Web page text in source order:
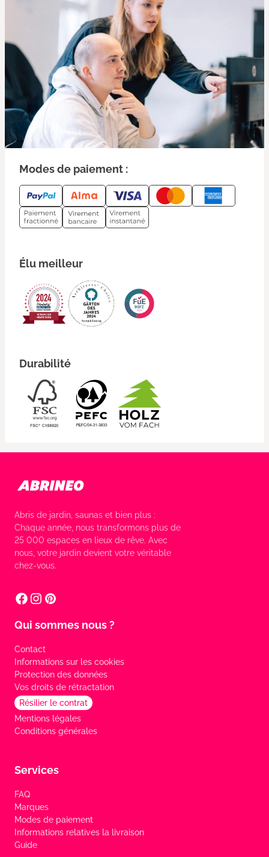
Modes de paiement :
Élu meilleur
Durabilité
Abris de jardin, saunas et bien plus :
Chaque année, nous transformons plus de
25 000 espaces en lieux de rêve. Avec
nous, votre jardin devient votre véritable
chez-vous.
Qui sommes nous ?
Contact
Informations sur les cookies
Protection des données
Vos droits de rétractation
Résilier le contrat
Mentions légales
Conditions générales
Services
FAQ
Marques
Modes de paiement
Informations relatives la livraison
Guide